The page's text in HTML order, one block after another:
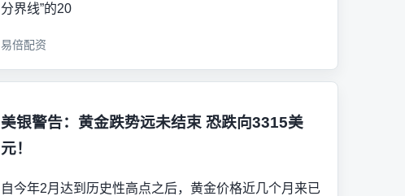
分界线”的20
易倍配资
美银警告：黄金跌势远未结束 恐跌向3315美
元！
自今年2月达到历史性高点之后，黄金价格近几个月来已